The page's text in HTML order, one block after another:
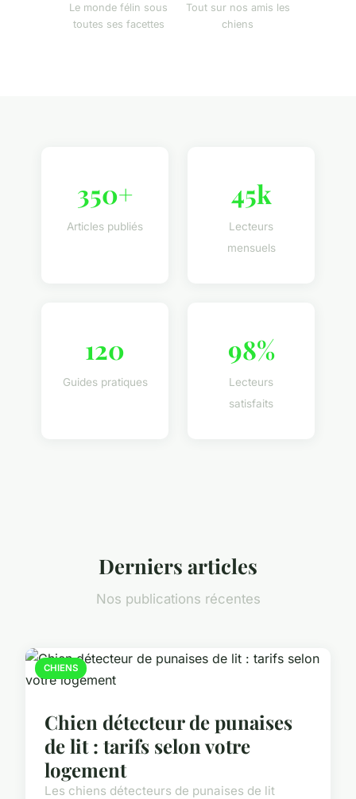
Le monde félin sous
toutes ses facettes
Tout sur nos amis les
chiens
350+
Articles publiés
45k
Lecteurs
mensuels
120
Guides pratiques
98%
Lecteurs
satisfaits
Derniers articles
Nos publications récentes
CHIENS
Chien détecteur de punaises
de lit : tarifs selon votre
logement
Les chiens détecteurs de punaises de lit